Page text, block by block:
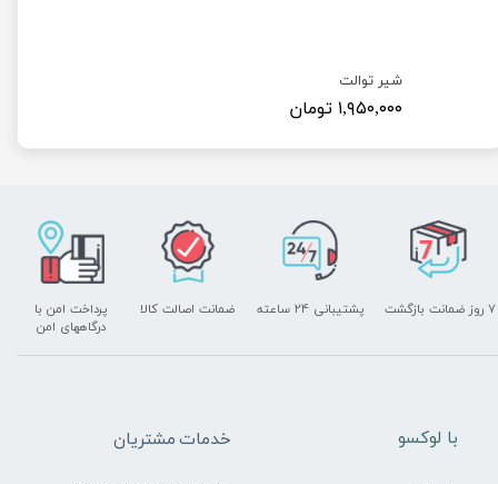
شیر توالت
۱,۹۵۰,۰۰۰ تومان
پشتیبانی ۲۴ ساعته
پرداخت امن با
درگاههای امن
۷ روز ضمانت بازگشت ضمانت اصالت کالا
خدمات مشتریان ​با لوکسو